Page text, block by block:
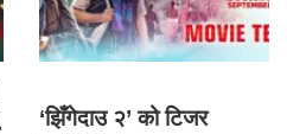
‘झिँगेदाउ २’ को टिजर